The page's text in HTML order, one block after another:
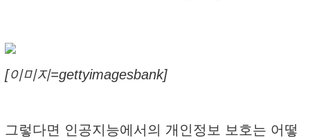
[이미지=gettyimagesbank]
그렇다면 인공지능에서의 개인정보 보호는 어떻